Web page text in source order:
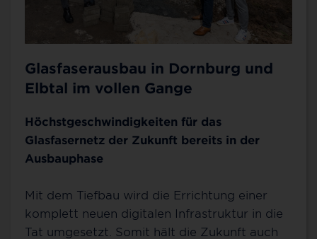
Glasfaserausbau in Dornburg und
Elbtal im vollen Gange
Höchstgeschwindigkeiten für das
Glasfasernetz der Zukunft bereits in der
Ausbauphase
Mit dem Tiefbau wird die Errichtung einer
komplett neuen digitalen Infrastruktur in die
Tat umgesetzt. Somit hält die Zukunft auch